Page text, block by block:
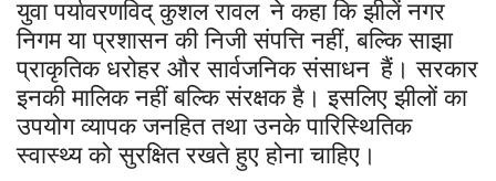
युवा पर्यावरणविद् कुशल रावल ने कहा कि झीलें नगर
निगम या प्रशासन की निजी संपत्ति नहीं,बल्कि साझा
प्राकृतिक धरोहर और सार्वजनिक संसाधन हैं। सरकार
इनकी मालिक नहीं बल्कि संरक्षक है। इसलिए झीलों का
उपयोग व्यापक जनहित तथा उनके पारिस्थितिक
स्वास्थ्य को सुरक्षित रखते हुए होना चाहिए।